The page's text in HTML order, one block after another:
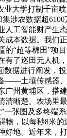
业大学打制千亩
涉农数据超
人工智能财产生
成本数据。我们
“超等棉田”项
了巡田无人机
据进行阐发，
——土壤传感器
州黄埔区，搭
清晰楚。农场
张图及多终端
物，以每秒8米
地。近年来，